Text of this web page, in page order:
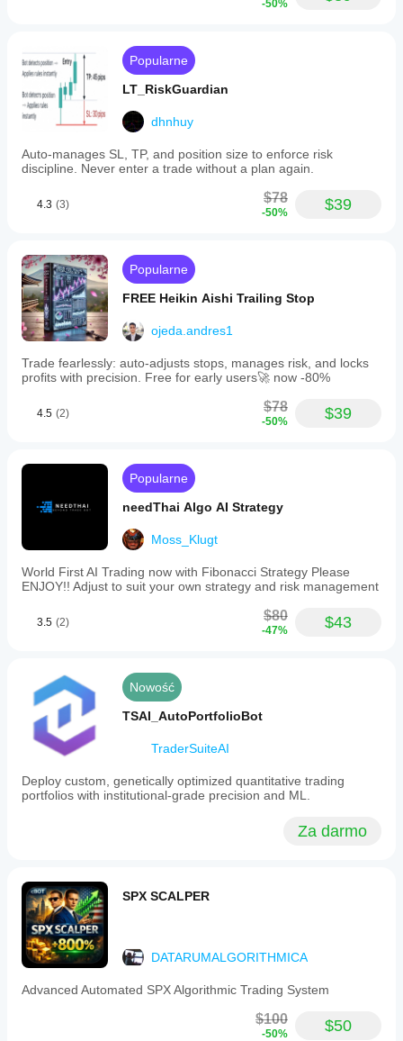
strategies
before
applying
them
to
Profil handlowy
-50%
Popularne
LT_RiskGuardian
dhnhuy
Auto-manages SL, TP, and position size to enforce risk
discipline. Never enter a trade without a plan again.
4.3 (3) $78
-50% $39
Popularne
FREE Heikin Aishi Trailing Stop
ojeda.andres1
Trade fearlessly: auto-adjusts stops, manages risk, and locks
profits with precision. Free for early users🚀 now -80%
4.5 (2) $78
-50% $39
Popularne
needThai Algo AI Strategy
Moss_Klugt
World First AI Trading now with Fibonacci Strategy Please
ENJOY!! Adjust to suit your own strategy and risk management
3.5 (2) $80
-47% $43
Nowość
TSAI_AutoPortfolioBot
TraderSuiteAI
Deploy custom, genetically optimized quantitative trading
portfolios with institutional-grade precision and ML.
Za darmo
SPX SCALPER
DATARUMALGORITHMICA
Advanced Automated SPX Algorithmic Trading System
$100
-50% $50